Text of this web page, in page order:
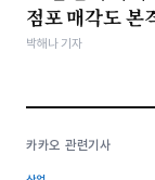
점포 매각도 본
박해나 기자
카카오 관련기사